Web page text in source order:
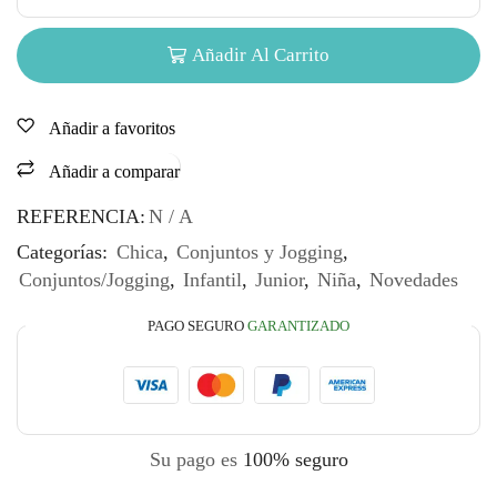
Añadir Al Carrito
Añadir a favoritos
Añadir a comparar
REFERENCIA: N / A
Categorías: Chica, Conjuntos y Jogging,
Conjuntos/Jogging, Infantil, Junior, Niña, Novedades
PAGO SEGURO GARANTIZADO
Su pago es 100% seguro